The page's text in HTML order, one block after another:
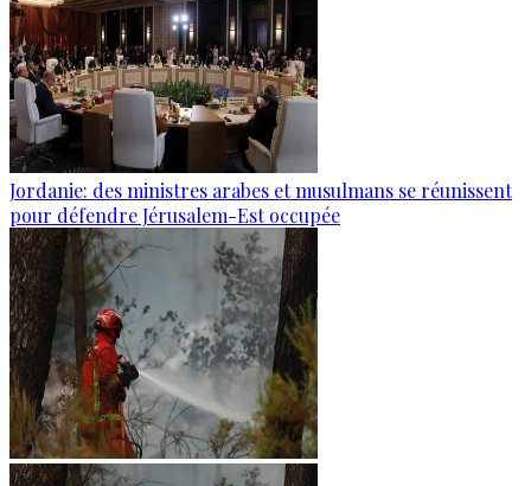
Jordanie: des ministres arabes et musulmans se réunissent
pour défendre Jérusalem-Est occupée